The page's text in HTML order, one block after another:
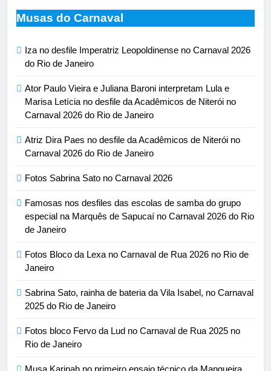
Musas do Carnaval
Iza no desfile Imperatriz Leopoldinense no Carnaval 2026
do Rio de Janeiro
Ator Paulo Vieira e Juliana Baroni interpretam Lula e
Marisa Letícia no desfile da Acadêmicos de Niterói no
Carnaval 2026 do Rio de Janeiro
Atriz Dira Paes no desfile da Acadêmicos de Niterói no
Carnaval 2026 do Rio de Janeiro
Fotos Sabrina Sato no Carnaval 2026
Famosas nos desfiles das escolas de samba do grupo
especial na Marquês de Sapucaí no Carnaval 2026 do Rio
de Janeiro
Fotos Bloco da Lexa no Carnaval de Rua 2026 no Rio de
Janeiro
Sabrina Sato, rainha de bateria da Vila Isabel, no Carnaval
2025 do Rio de Janeiro
Fotos bloco Fervo da Lud no Carnaval de Rua 2025 no
Rio de Janeiro
Musa Karinah no primeiro ensaio técnico da Mangueira